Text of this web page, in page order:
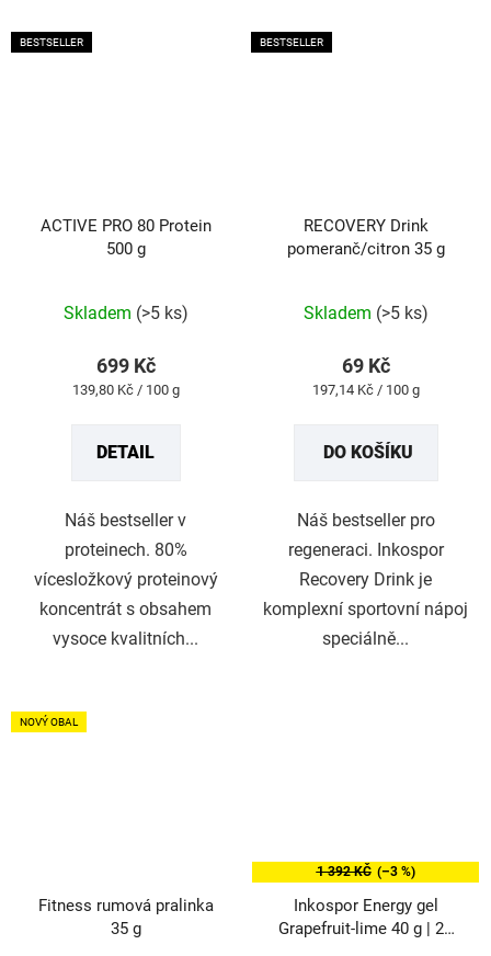
BESTSELLER
ACTIVE PRO 80 Protein
500 g
hodnocení
je
5
Skladem (>5 ks)
699 Kč
Měrná
139,80 Kč / 100 g
DETAIL
Náš bestseller v
proteinech. 80%
vícesložkový proteinový
koncentrát s obsahem
vysoce kvalitních...
BESTSELLER
RECOVERY Drink
pomeranč/citron 35 g
hodnocení
je
5
Skladem (>5 ks)
69 Kč
Měrná
197,14 Kč / 100 g
DO KOŠÍKU
Náš bestseller pro
regeneraci. Inkospor
Recovery Drink je
komplexní sportovní nápoj
speciálně...
NOVÝ OBAL
Fitness rumová pralinka
35 g
1 392 KČ (–3 %)
Inkospor Energy gel
Grapefruit-lime 40 g | 24